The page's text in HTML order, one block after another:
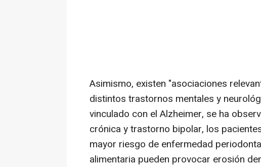
Asimismo, existen "asociaciones
distintos trastornos mentales y
vinculado con el Alzheimer, se ha
crónica y trastorno bipolar, los
mayor riesgo de enfermedad
alimentaria pueden provocar erosión